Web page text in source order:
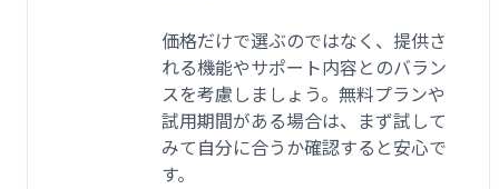
価格だけで選ぶのではなく、提供さ
れる機能やサポート内容とのバラン
スを考慮しましょう。無料プランや
試用期間がある場合は、まず試して
みて自分に合うか確認すると安心で
す。